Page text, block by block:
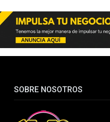
SOBRE NOSOTROS